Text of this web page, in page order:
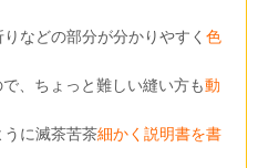
などの部分が分かりやすく色
、ちょっと難しい縫い方も動
に滅茶苦茶細かく説明書を書